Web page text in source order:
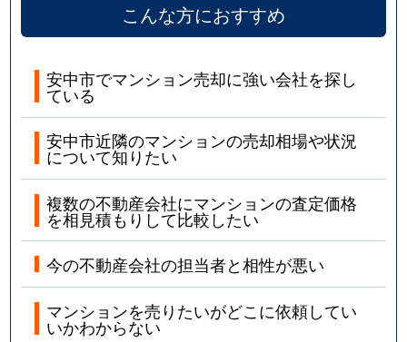
こんな方におすすめ
安中市でマンション売却に強い会社を探し
ている
安中市近隣のマンションの売却相場や状況
について知りたい
複数の不動産会社にマンションの査定価格
を相見積もりして比較したい
今の不動産会社の担当者と相性が悪い
マンションを売りたいがどこに依頼してい
いかわからない